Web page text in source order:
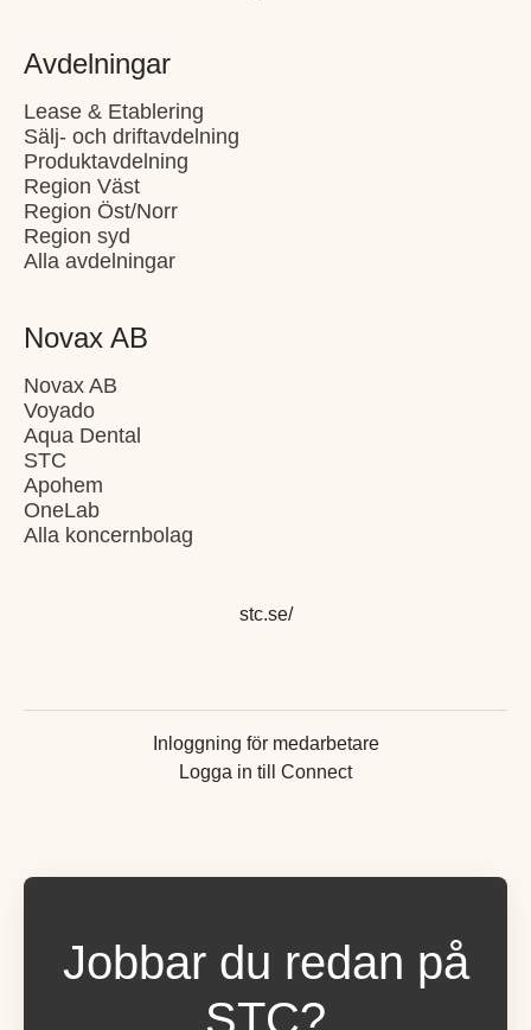
Avdelningar
Lease & Etablering
Sälj- och driftavdelning
Produktavdelning
Region Väst
Region Öst/Norr
Region syd
Alla avdelningar
Novax AB
Novax AB
Voyado
Aqua Dental
STC
Apohem
OneLab
Alla koncernbolag
stc.se/
Inloggning för medarbetare
Logga in till Connect
Jobbar du redan på
STC?